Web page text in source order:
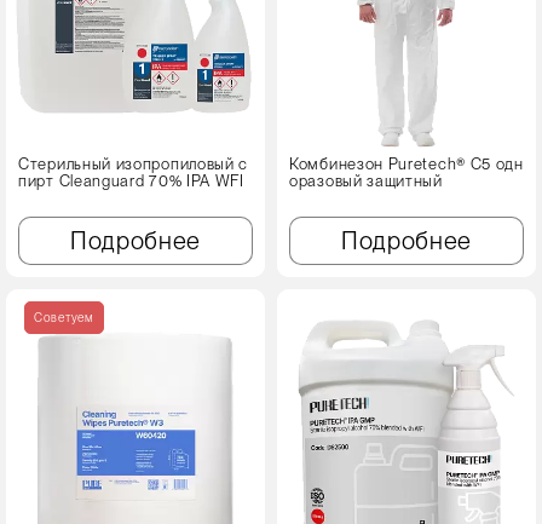
Стерильный изопропиловый с
пирт Cleanguard 70% IPA WFI
Подробнее
Комбинезон Puretech® C5 одн
оразовый защитный
Подробнее
Советуем